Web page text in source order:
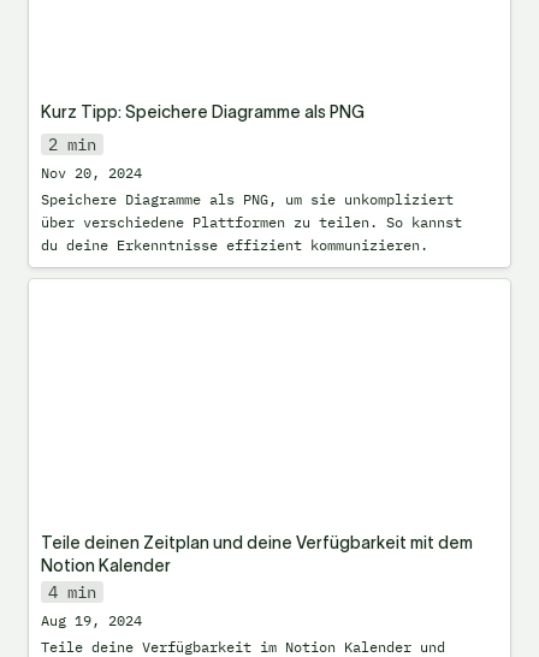
Kurz Tipp: Speichere Diagramme als PNG
2 min
Nov 20, 2024
Speichere Diagramme als PNG, um sie unkompliziert
über verschiedene Plattformen zu teilen. So kannst
du deine Erkenntnisse effizient kommunizieren.
Teile deinen Zeitplan und deine Verfügbarkeit mit dem
Notion Kalender
4 min
Aug 19, 2024
Teile deine Verfügbarkeit im Notion Kalender und